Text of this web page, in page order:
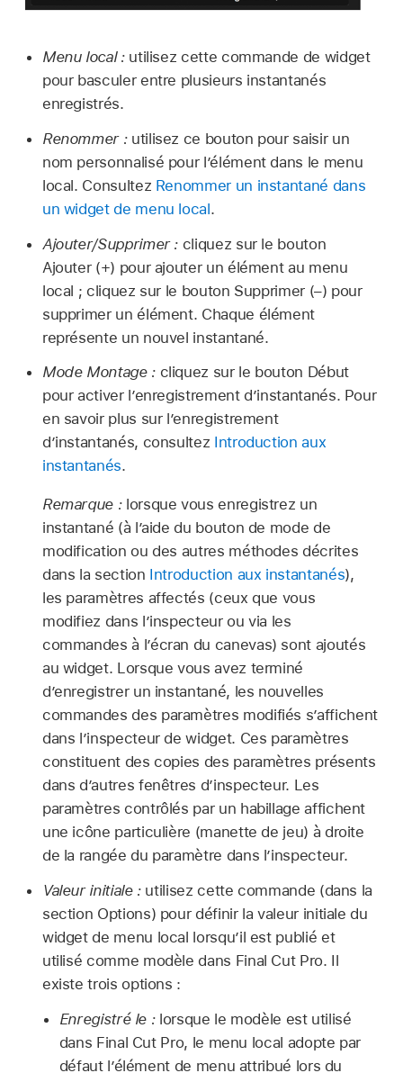
Menu local :utilisez cette commande de widget
pour basculer entre plusieurs instantanés
enregistrés.
Renommer :utilisez ce bouton pour saisir un
nom personnalisé pour l’élément dans le menu
local. Consultez Renommer un instantané dans
un widget de menu local.
Ajouter/Supprimer : cliquez sur le bouton
Ajouter (+) pour ajouter un élément au menu
local ; cliquez sur le bouton Supprimer (–) pour
supprimer un élément. Chaque élément
représente un nouvel instantané.
Mode Montage :cliquez sur le bouton Début
pour activer l’enregistrement d’instantanés. Pour
en savoir plus sur l’enregistrement
d’instantanés, consultez Introduction aux
instantanés.
Remarque : lorsque vous enregistrez un
instantané (à l’aide du bouton de mode de
modification ou des autres méthodes décrites
dans la section Introduction aux instantanés),
les paramètres affectés (ceux que vous
modifiez dans l’inspecteur ou via les
commandes à l’écran du canevas) sont ajoutés
au widget. Lorsque vous avez terminé
d’enregistrer un instantané, les nouvelles
commandes des paramètres modifiés s’affichent
dans l’inspecteur de widget. Ces paramètres
constituent des copies des paramètres présents
dans d’autres fenêtres d’inspecteur. Les
paramètres contrôlés par un habillage affichent
une icône particulière (manette de jeu) à droite
de la rangée du paramètre dans l’inspecteur.
Valeur initiale :utilisez cette commande (dans la
section Options) pour définir la valeur initiale du
widget de menu local lorsqu’il est publié et
utilisé comme modèle dans Final Cut Pro. Il
existe trois options :
Enregistré le :lorsque le modèle est utilisé
dans Final Cut Pro, le menu local adopte par
défaut l’élément de menu attribué lors du